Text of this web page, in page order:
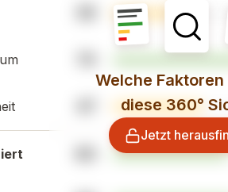
Welche
diese 360°
Jetzt